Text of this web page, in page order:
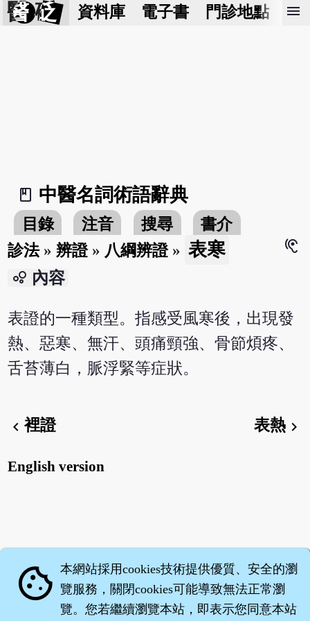
醫 砭 資料庫 電子書 門診地點 預
menu
book_2
中醫名詞術語辭典
目錄 注音 搜尋
書介
診法» 辨證» 八綱辨證» 表寒
hearing
bubble_chart 內容
表證的一種類型。指感受風寒後，出現發
熱、惡寒、無汗、頭痛頸強、骨節煩疼、
舌苔薄白，脈浮緊等症狀。
chevron_left裡證 表熱chevron_right
English version
cookie 本網站採用cookies技術提供優質、安全的瀏
覽服務，關閉cookies可能導致無法正常瀏
覽。您若繼續瀏覽本站，即表示您同意本站